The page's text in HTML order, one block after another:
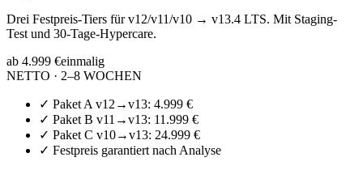
Drei Festpreis-Tiers für v12/v11/v10 → v13.4 LTS. Mit Staging-
Test und 30-Tage-Hypercare.
ab 4.999 €einmalig
NETTO · 2–8 WOCHEN
✓ Paket A v12→v13: 4.999 €
✓ Paket B v11→v13: 11.999 €
✓ Paket C v10→v13: 24.999 €
✓ Festpreis garantiert nach Analyse